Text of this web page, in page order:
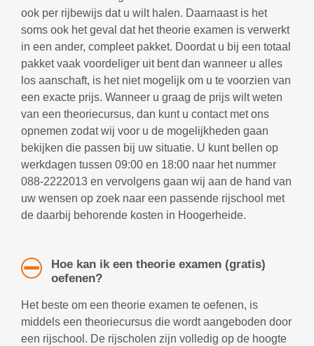
ook per rijbewijs dat u wilt halen. Daarnaast is het
soms ook het geval dat het theorie examen is verwerkt
in een ander, compleet pakket. Doordat u bij een totaal
pakket vaak voordeliger uit bent dan wanneer u alles
los aanschaft, is het niet mogelijk om u te voorzien van
een exacte prijs. Wanneer u graag de prijs wilt weten
van een theoriecursus, dan kunt u contact met ons
opnemen zodat wij voor u de mogelijkheden gaan
bekijken die passen bij uw situatie. U kunt bellen op
werkdagen tussen 09:00 en 18:00 naar het nummer
088-2222013 en vervolgens gaan wij aan de hand van
uw wensen op zoek naar een passende rijschool met
de daarbij behorende kosten in Hoogerheide.
Hoe kan ik een theorie examen (gratis)
oefenen?
Het beste om een theorie examen te oefenen, is
middels een theoriecursus die wordt aangeboden door
een rijschool. De rijscholen zijn volledig op de hoogte